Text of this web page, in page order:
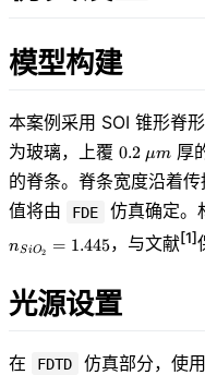
模型构建
本案例采用 SOI 锥形脊
为玻璃，上覆 0.2\
\mu
m
0.2 μm 厚
的脊条。脊条宽度沿着传
值将由
FDE 仿真确定。
nSiO2 = 1.445，与文献[1]
光源设置
在 FDTD 仿真部分，使用